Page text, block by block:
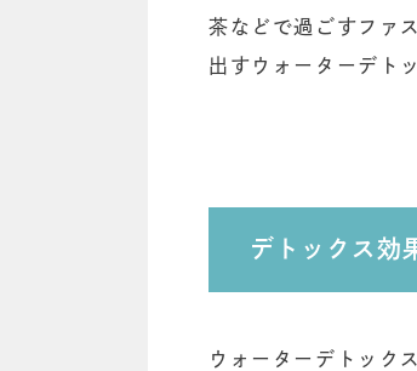
茶などで過ごすファ
出すウォーターデト
デトックス効
ウォーターデトック